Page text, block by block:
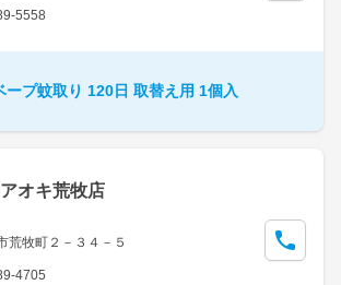
5558
ープ蚊取り 120日 取替え用 1個入
オキ荒牧店
荒牧町２－３４－５
4705